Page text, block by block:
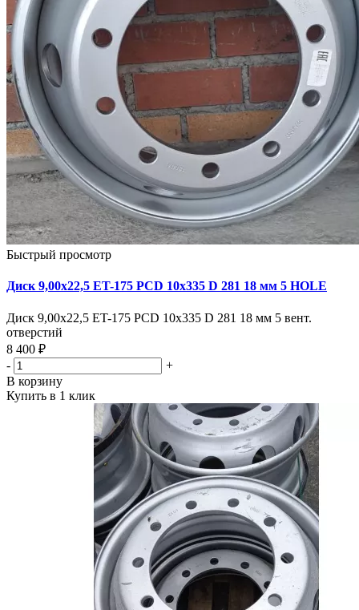
Быстрый просмотр
Диск 9,00х22,5 ET-175 PCD 10x335 D 281 18 мм 5 HOLE
Диск 9,00х22,5 ET-175 PCD 10x335 D 281 18 мм 5 вент.
отверстий
8 400 ₽
-
+
В корзину
Купить в 1 клик